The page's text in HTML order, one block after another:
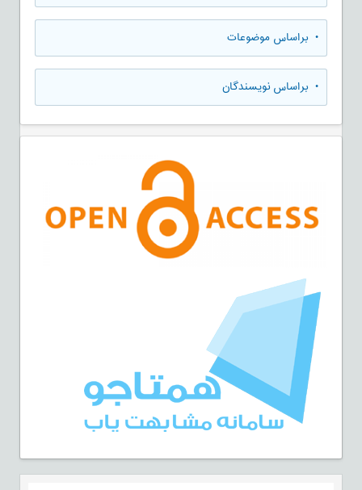
• براساس موضوعات
• براساس نویسندگان